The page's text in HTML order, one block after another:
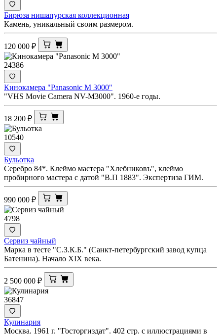
Бирюза нишапурская коллекционная
Камень, уникальный своим размером.
120 000 ₽
24386
Кинокамера "Panasonic M 3000"
"VHS Movie Camera NV-M3000". 1960-е годы.
18 200 ₽
10540
Бульотка
Серебро 84*. Клеймо мастера "Хлебниковъ", клеймо
пробирного мастера с датой "В.П 1883". Экспертиза ГИМ.
990 000 ₽
4798
Сервиз чайный
Марка в тесте "С.З.К.Б." (Санкт-петербургский завод купца
Батенина). Начало XIX века.
2 500 000 ₽
36847
Кулинария
Москва. 1961 г. "Госторгиздат". 402 стр. с иллюстрациями в